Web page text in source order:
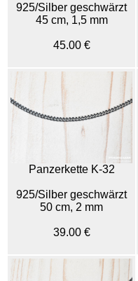
925/Silber geschwärzt
45 cm, 1,5 mm
45.00 €
Panzerkette K-32
925/Silber geschwärzt
50 cm, 2 mm
39.00 €